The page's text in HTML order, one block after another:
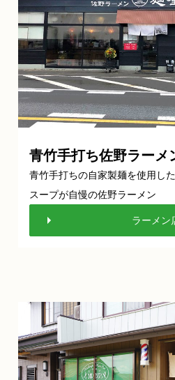
青竹手打ち佐野ラーメ
青竹手打ちの自家製麺を使用し
スープが自慢の佐野ラーメン
ラーメン